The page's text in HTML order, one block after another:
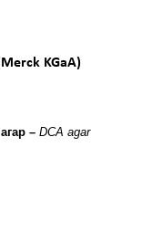
KGaA)
– DCA agar